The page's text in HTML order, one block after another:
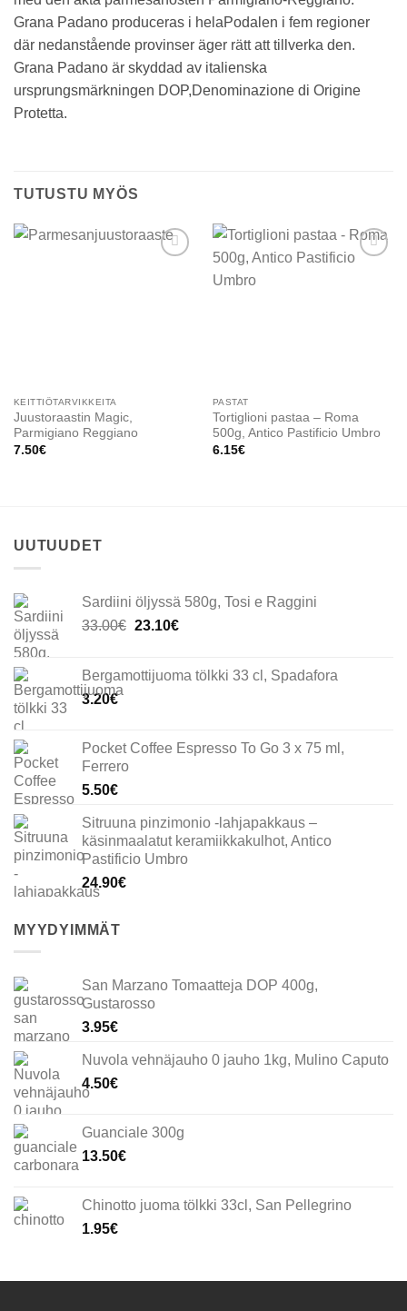
Grana Padano produceras i helaPodalen i fem regioner
där nedanstående provinser äger rätt att tillverka den.
Grana Padano är skyddad av italienska
ursprungsmärkningen DOP,Denominazione di Origine
Protetta.
TUTUSTU MYÖS
KEITTIÖTARVIKKEITA
Juustoraastin Magic,
Parmigiano Reggiano
7.50€
PASTAT
Tortiglioni pastaa – Roma
500g, Antico Pastificio Umbro
6.15€
UUTUUDET
Sardiini öljyssä 580g, Tosi e Raggini
33.00€ Alkuperäinen
33.00€.
23.10€Nykyinen
23.10€.
Bergamottijuoma tölkki 33 cl, Spadafora
3.20€
Pocket Coffee Espresso To Go 3 x 75 ml,
Ferrero
5.50€
Sitruuna pinzimonio -lahjapakkaus –
käsinmaalatut keramiikkakulhot, Antico
Pastificio Umbro
24.90€
MYYDYIMMÄT
San Marzano Tomaatteja DOP 400g,
Gustarosso
3.95€
Nuvola vehnäjauho 0 jauho 1kg, Mulino Caputo
4.50€
Guanciale 300g
13.50€
Chinotto juoma tölkki 33cl, San Pellegrino
1.95€